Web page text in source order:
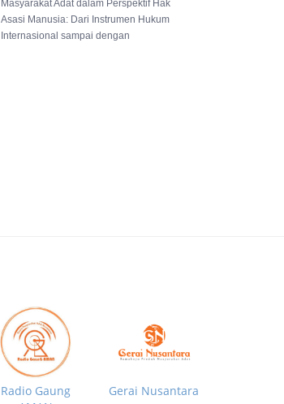
Masyarakat Adat dalam Perspektif Hak
Asasi Manusia: Dari Instrumen Hukum
Internasional sampai dengan
Radio Gaung
Gerai Nusantara